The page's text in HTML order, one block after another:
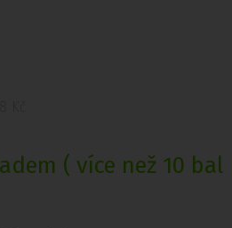
( více než 10 bal